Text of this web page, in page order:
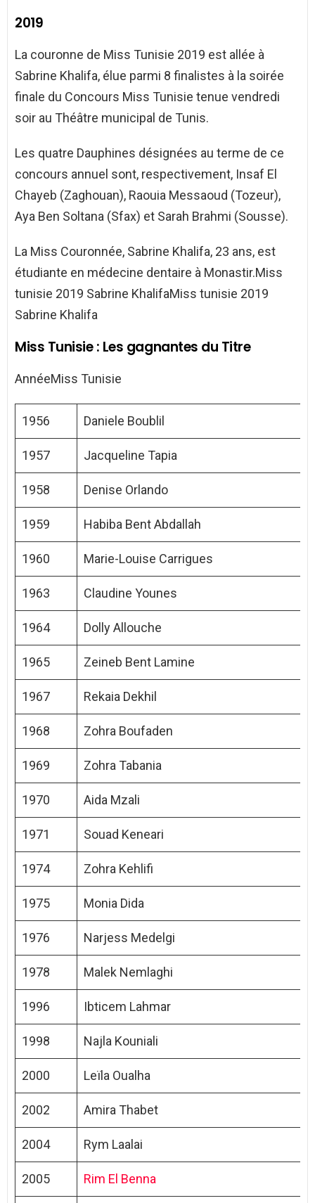
2019
La couronne de Miss Tunisie 2019 est allée à
Sabrine Khalifa, élue parmi 8 finalistes à la soirée
finale du Concours Miss Tunisie tenue vendredi
soir au Théâtre municipal de Tunis.
Les quatre Dauphines désignées au terme de ce
concours annuel sont, respectivement, Insaf El
Chayeb (Zaghouan), Raouia Messaoud (Tozeur),
Aya Ben Soltana (Sfax) et Sarah Brahmi (Sousse).
La Miss Couronnée, Sabrine Khalifa, 23 ans, est
étudiante en médecine dentaire à Monastir.Miss
tunisie 2019 Sabrine KhalifaMiss tunisie 2019
Sabrine Khalifa
Miss Tunisie : Les gagnantes du Titre
AnnéeMiss Tunisie
1956 Daniele Boublil
1957 Jacqueline Tapia
1958 Denise Orlando
1959 Habiba Bent Abdallah
1960 Marie-Louise Carrigues
1963 Claudine Younes
1964 Dolly Allouche
1965 Zeineb Bent Lamine
1967 Rekaia Dekhil
1968 Zohra Boufaden
1969 Zohra Tabania
1970 Aida Mzali
1971 Souad Keneari
1974 Zohra Kehlifi
1975 Monia Dida
1976 Narjess Medelgi
1978 Malek Nemlaghi
1996 Ibticem Lahmar
1998 Najla Kouniali
2000 Leïla Oualha
2002 Amira Thabet
2004 Rym Laalai
2005 Rim El Benna